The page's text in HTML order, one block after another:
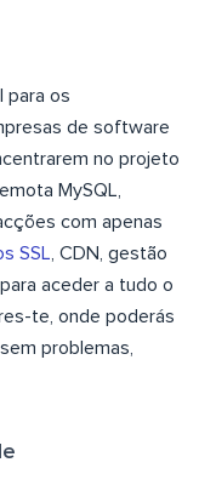
para os
de software
no projeto
MySQL,
com apenas
SSL , CDN, gestão
aceder a tudo o
te, onde poderás
problemas,